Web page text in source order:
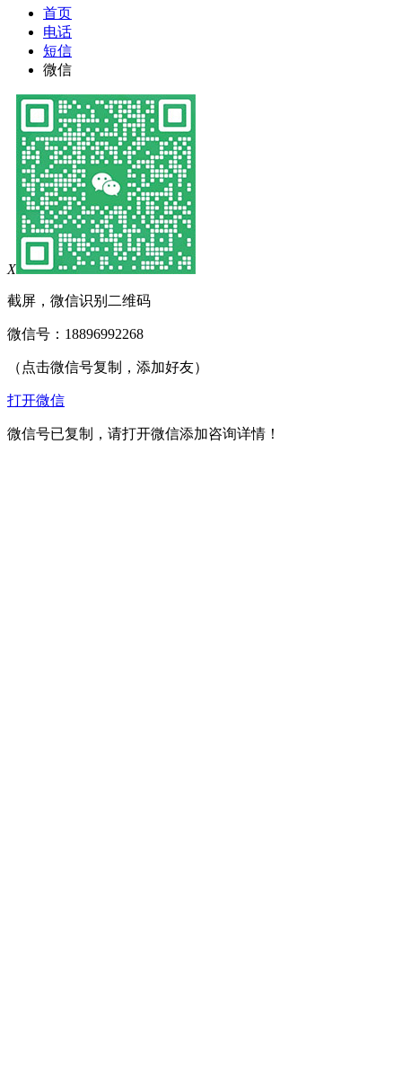
首页
电话
短信
微信
X
截屏，微信识别二维码
微信号： 18896992268
（点击微信号复制，添加好友）
打开微信
微信号已复制，请打开微信添加咨询详情！